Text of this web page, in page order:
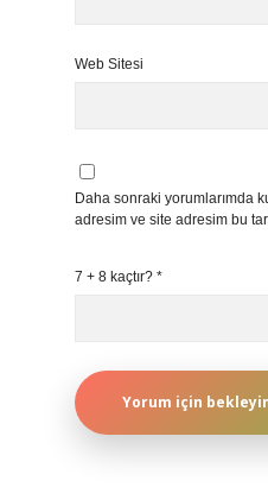
Web Sitesi
Daha sonraki yorumlarımda
adresim ve site adresim bu
7 + 8 kaçtır? *